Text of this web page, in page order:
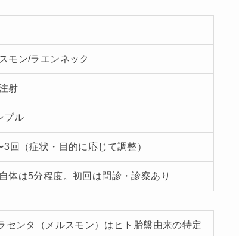
モン/ラエンネック
射
プル
3回（症状・目的に応じて調整）
体は5分程度。初回は問診・診察あり
センタ（メルスモン）はヒト胎盤由来の特定